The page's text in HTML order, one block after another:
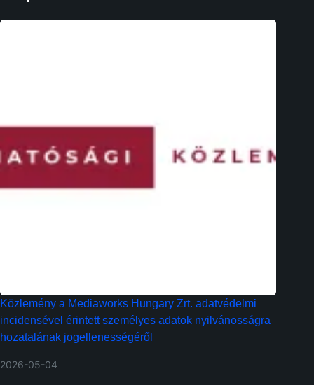
Közlemény a Mediaworks Hungary Zrt. adatvédelmi
incidensével érintett személyes adatok nyilvánosságra
hozatalának jogellenességéről
2026-05-04